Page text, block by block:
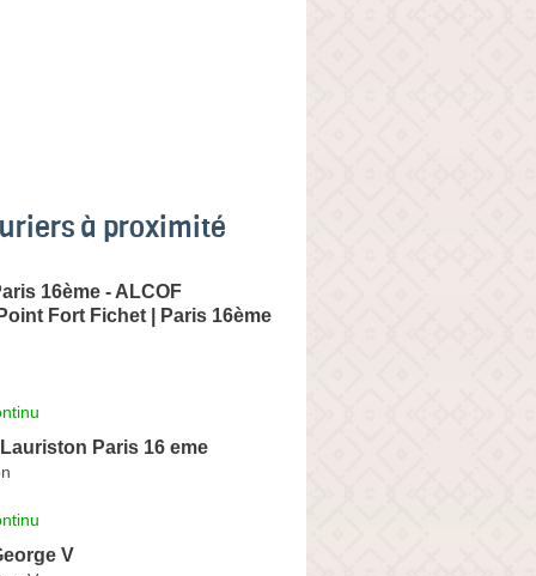
à proximité
16ème - ALCOF
Fort Fichet | Paris 16ème
Paris 16 eme
V